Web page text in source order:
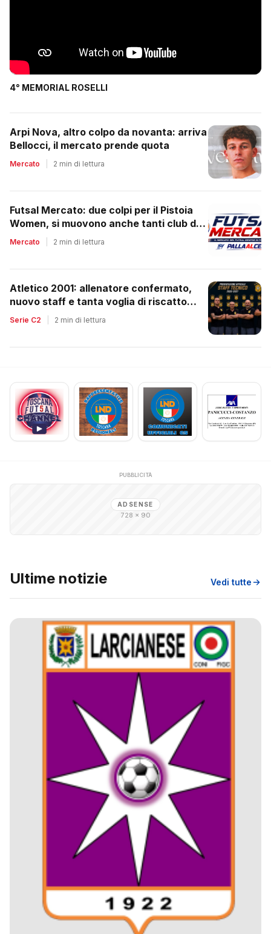
4° MEMORIAL ROSELLI
Arpi Nova, altro colpo da novanta: arriva
Bellocci, il mercato prende quota
Mercato 2 min di lettura
Futsal Mercato: due colpi per il Pistoia
Women, si muovono anche tanti club del
regionale
Mercato 2 min di lettura
Atletico 2001: allenatore confermato,
nuovo staff e tanta voglia di riscatto
dopo la retrocessione
Serie C2 2 min di lettura
PUBBLICITÀ
ADSENSE
728 × 90
Ultime notizie Vedi tutte